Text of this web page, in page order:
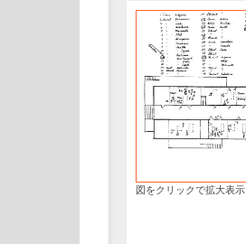
図をクリックで拡大表示